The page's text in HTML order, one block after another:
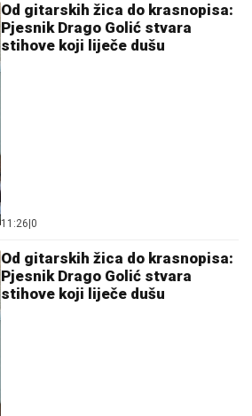
Od gitarskih žica do krasnopisa:
Pjesnik Drago Golić stvara
stihove koji liječe dušu
11:26 0
Od gitarskih žica do krasnopisa:
Pjesnik Drago Golić stvara
stihove koji liječe dušu